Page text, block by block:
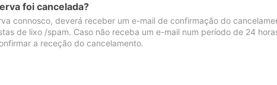
foi cancelada?
connosco, deverá receber um e-mail de confirmação do
de lixo /spam. Caso não receba um e-mail num período de 24
a receção do cancelamento.